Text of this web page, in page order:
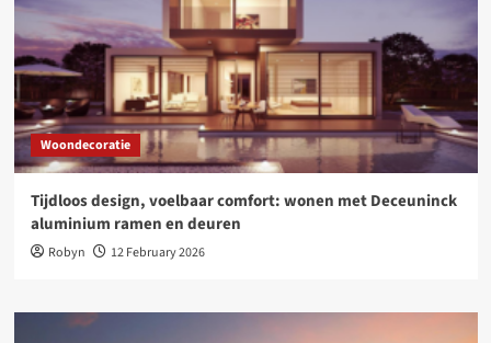
Woondecoratie
Tijdloos design, voelbaar comfort: wonen met Deceuninck
aluminium ramen en deuren
Robyn 12 February 2026